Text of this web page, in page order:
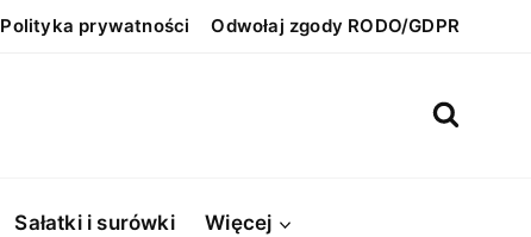
Polityka prywatności Odwołaj zgody RODO/GDPR
Sałatki i surówki Więcej